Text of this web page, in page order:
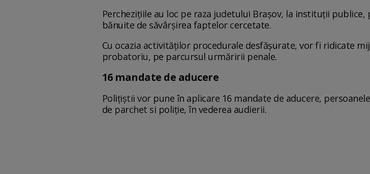
Perchezițiile au loc pe raza judetului Brașov, la instituții
bănuite de săvârșirea faptelor cercetate.
Cu ocazia activităților procedurale desfășurate, vor fi ridicate
probatoriu, pe parcursul urmăririi penale.
16 mandate de aducere
Polițiștii vor pune în aplicare 16 mandate de aducere,
de parchet si poliție, în vederea audierii.